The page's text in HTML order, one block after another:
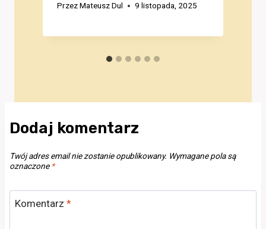
PrzezMateusz Dul 9 listopada, 2025
Dodaj komentarz
Twój adres email nie zostanie opublikowany. Wymagane pola są
oznaczone *
Komentarz *